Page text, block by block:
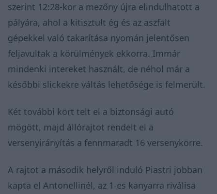
szerint 12:28-kor a mezőny újra elindulhatott a
pályára, ahol a kitisztult ég és az aszfalt
gépekkel való takarítása nyomán jelentősen
feljavultak a körülmények ekkorra. Immár
mindenki intereket használt, de néhol már a
későbbi slickekre váltás lehetősége is felmerült.
Két további kört telt el a biztonsági autó
mögött, majd állórajtot rendelt el a
versenyirányítás a fennmaradt 16 versenykörre.
A rajtot a második helyről induló Piastri jobban
kapta el Antonellinél, az 1-es kanyarra riválisa